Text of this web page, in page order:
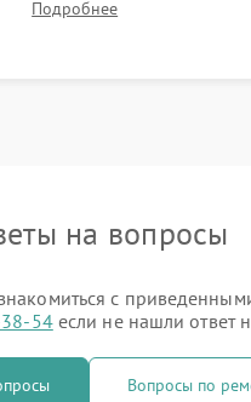
Подробнее
на вопросы
с
54если не нашли ответ
Вопросы по